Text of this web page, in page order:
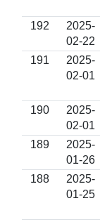
192
2025-
02-22
191
2025-
02-01
190
2025-
02-01
189
2025-
01-26
188
2025-
01-25